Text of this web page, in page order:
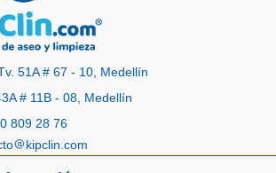
51A # 67 - 10, Medellín
# 11B - 08, Medellín
809 28 76
kipclin.com